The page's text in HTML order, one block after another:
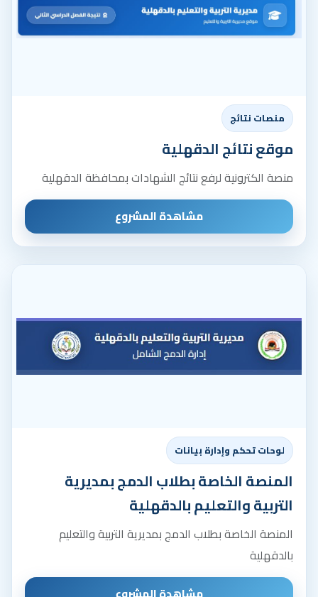
منصات نتائج
موقع نتائج الدقهلية
منصة الكترونية لرفع نتائج الشهادات بمحافظة الدقهلية
مشاهدة المشروع
لوحات تحكم وإدارة بيانات
المنصة الخاصة بطلاب الدمج بمديرية
التربية والتعليم بالدقهلية
المنصة الخاصة بطلاب الدمج بمديرية التربية والتعليم
بالدقهلية